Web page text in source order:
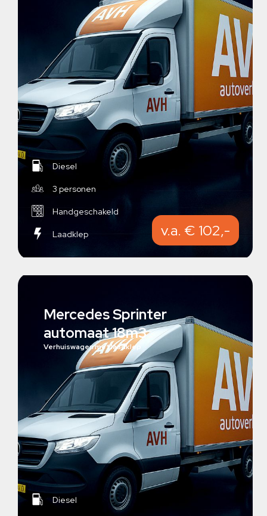
Diesel
3 personen
Handgeschakeld
Laadklep v.a. € 102,-
Mercedes Sprinter
automaat 18m3
Verhuiswagen met laadklep
Diesel